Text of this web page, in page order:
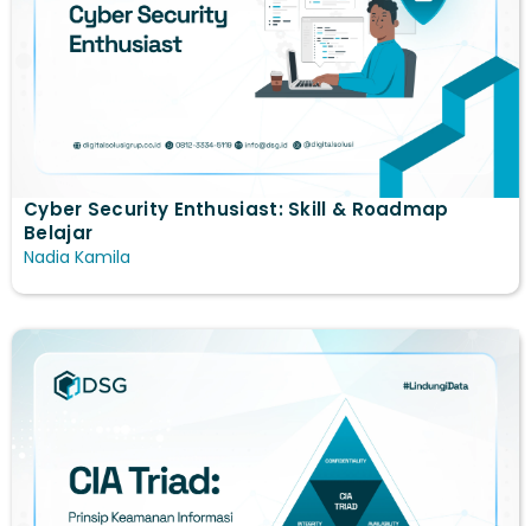
Cyber Security Enthusiast: Skill & Roadmap
Belajar
Nadia Kamila